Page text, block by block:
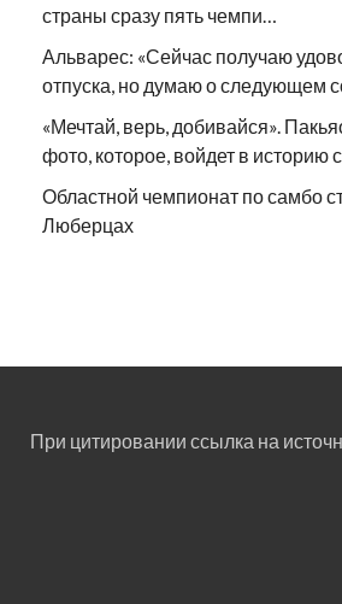
страны сразу пять чемпи…
Альварес: «Сейчас получаю
отпуска, но думаю о следующем
«Мечтай, верь, добивайся».
фото, которое, войдет в историю
Областной чемпионат по самбо
Люберцах
При цитировании ссылка на